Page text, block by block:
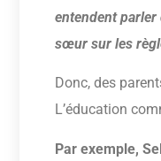
entendent parler
sœur sur les
Donc, des
L’éducation
Par exemple,